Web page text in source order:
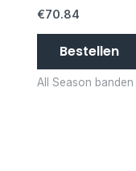
€70.84
Bestellen
All Season banden